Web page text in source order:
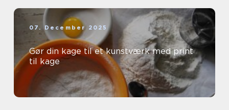
07. December 2025
Gør din kage til et kunstværk med print
til kage